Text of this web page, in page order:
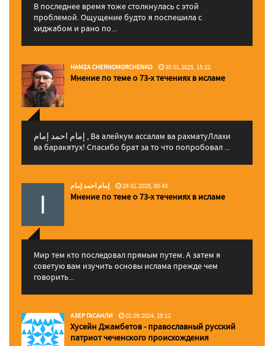
В последнее время тоже столкнулась с этой
проблемой. Ощущение будто я поспешила с
хиджабом и рано по...
HAMZA CHERNOMORCHENKO 30.01.2025, 15:22
Мнение по теме о 73-х течениях в исламе
إمام احمد إمام , Ва алейкум ассалам ва рахматуЛлахи
ва баракятух! Спасибо брат за то что попробовал ...
إمام احمد إمام 29.01.2025, 00:43
Мнение по теме о 73-х течениях в исламе
Мир тем кто последовал прямым путем. А затем я
советую вам изучить основы ислама прежде чем
говорить...
АЗЕР ГАСАНЛИ 02.09.2024, 19:12
Хусейн Джамбетов - православный русский
патриот чеченского происхождения